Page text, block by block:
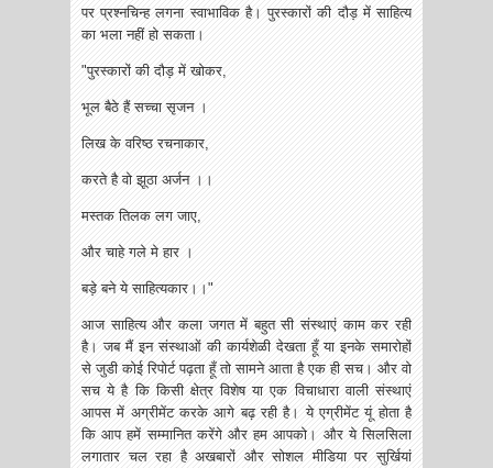
पर प्रश्नचिन्ह लगना स्वाभाविक है। पुरस्कारों की दौड़ में साहित्य
का भला नहीं हो सकता।
"पुरस्कारों की दौड़ में खोकर,
भूल बैठे हैं सच्चा सृजन ।
लिख के वरिष्ठ रचनाकार,
करते है वो झूठा अर्जन ।।
मस्तक तिलक लग जाए,
और चाहे गले मे हार ।
बड़े बने ये साहित्यकार।।"
आज साहित्य और कला जगत में बहुत सी संस्थाएं काम कर रही
है। जब मैं इन संस्थाओं की कार्यशेळी देखता हूँ या इनके समारोहों
से जुडी कोई रिपोर्ट पढ़ता हूँ तो सामने आता है एक ही सच। और वो
सच ये है कि किसी क्षेत्र विशेष या एक विचाधारा वाली संस्थाएं
आपस में अग्रीमेंट करके आगे बढ़ रही है। ये एग्रीमेंट यूं होता है
कि आप हमें सम्मानित करेंगे और हम आपको। और ये सिलसिला
लगातार चल रहा है अखबारों और सोशल मीडिया पर सुर्खियां